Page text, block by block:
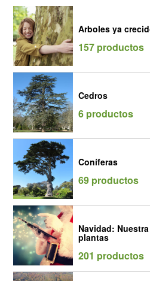
Arboles ya
157 productos
Cedros
6 productos
Coníferas
69 productos
Navidad:
plantas
201 productos